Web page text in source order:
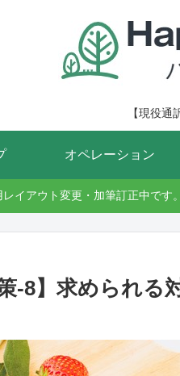
【現役
オペレーション
イアウト変更・加筆訂正中です
-8】求められる